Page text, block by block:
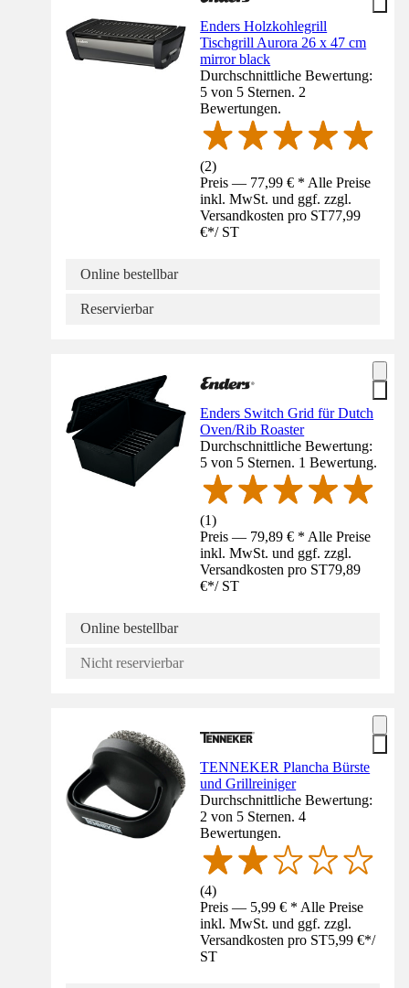
Enders Holzkohlegrill
Tischgrill Aurora 26 x 47 cm
mirror black
Durchschnittliche Bewertung:
5 von 5 Sternen. 2
Bewertungen.
(2)
Preis — 77,99 € * Alle Preise
inkl. MwSt. und ggf. zzgl.
Versandkosten pro ST77,99
€*/ ST
Online bestellbar
Reservierbar
Enders Switch Grid für Dutch
Oven/Rib Roaster
Durchschnittliche Bewertung:
5 von 5 Sternen. 1 Bewertung.
(1)
Preis — 79,89 € * Alle Preise
inkl. MwSt. und ggf. zzgl.
Versandkosten pro ST79,89
€*/ ST
Online bestellbar
Nicht reservierbar
TENNEKER Plancha Bürste
und Grillreiniger
Durchschnittliche Bewertung:
2 von 5 Sternen. 4
Bewertungen.
(4)
Preis — 5,99 € * Alle Preise
inkl. MwSt. und ggf. zzgl.
Versandkosten pro ST5,99 €*/
ST